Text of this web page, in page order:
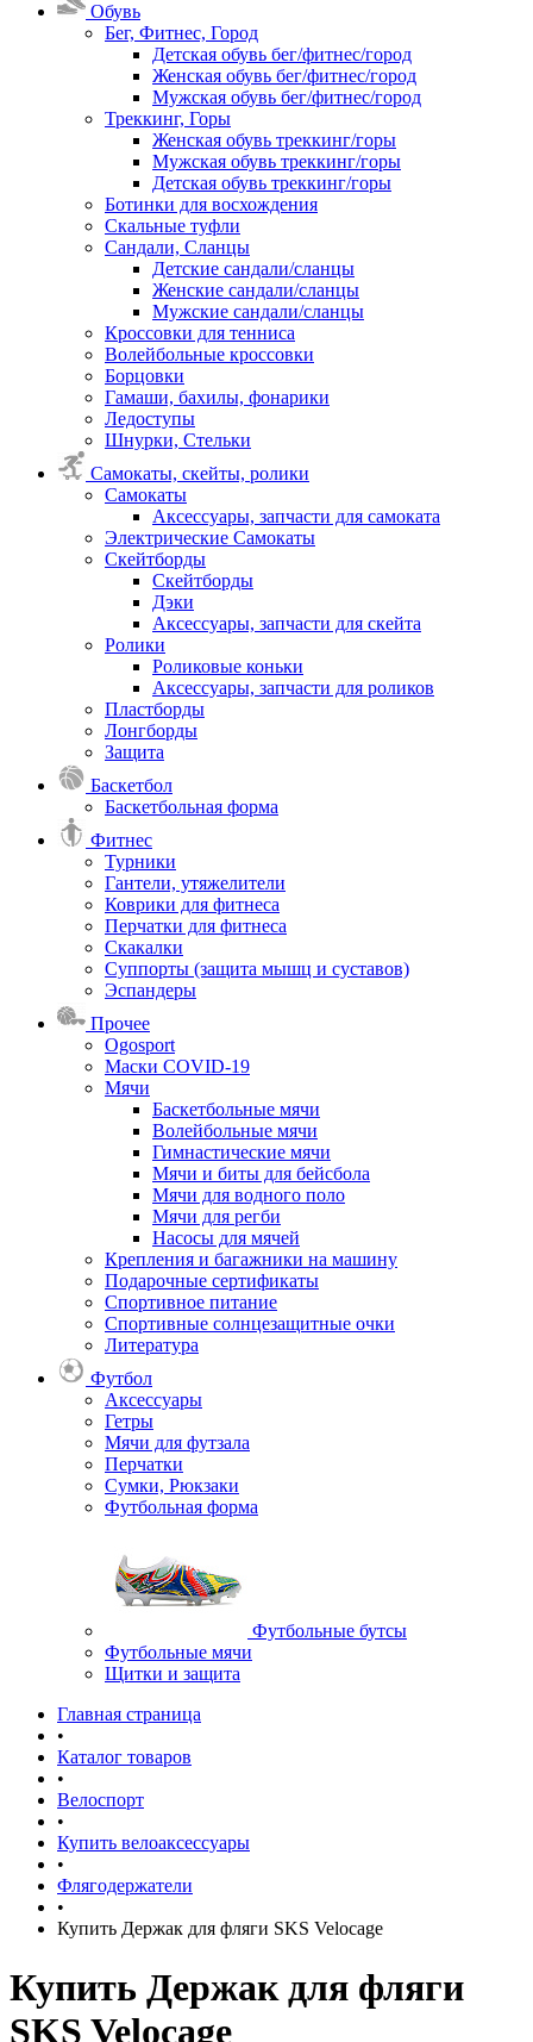
Обувь
Бег, Фитнес, Город
Детская обувь бег/фитнес/город
Женская обувь бег/фитнес/город
Мужская обувь бег/фитнес/город
Треккинг, Горы
Женская обувь треккинг/горы
Мужская обувь треккинг/горы
Детская обувь треккинг/горы
Ботинки для восхождения
Скальные туфли
Сандали, Сланцы
Детские сандали/сланцы
Женские сандали/сланцы
Мужские сандали/сланцы
Кроссовки для тенниса
Волейбольные кроссовки
Борцовки
Гамаши, бахилы, фонарики
Ледоступы
Шнурки, Стельки
Самокаты, скейты, ролики
Самокаты
Аксессуары, запчасти для самоката
Электрические Самокаты
Скейтборды
Скейтборды
Дэки
Аксессуары, запчасти для скейта
Ролики
Роликовые коньки
Аксессуары, запчасти для роликов
Пластборды
Лонгборды
Защита
Баскетбол
Баскетбольная форма
Фитнес
Турники
Гантели, утяжелители
Коврики для фитнеса
Перчатки для фитнеса
Скакалки
Суппорты (защита мышц и суставов)
Эспандеры
Прочее
Ogosport
Маски COVID-19
Мячи
Баскетбольные мячи
Волейбольные мячи
Гимнастические мячи
Мячи и биты для бейсбола
Мячи для водного поло
Мячи для регби
Насосы для мячей
Крепления и багажники на машину
Подарочные сертификаты
Спортивное питание
Спортивные солнцезащитные очки
Литература
Футбол
Аксессуары
Гетры
Мячи для футзала
Перчатки
Сумки, Рюкзаки
Футбольная форма
Футбольные бутсы
Футбольные мячи
Щитки и защита
Главная страница
•
Каталог товаров
•
Велоспорт
•
Купить велоаксессуары
•
Флягодержатели
•
Купить Держак для фляги SKS Velocage
Купить Держак для фляги
SKS Velocage